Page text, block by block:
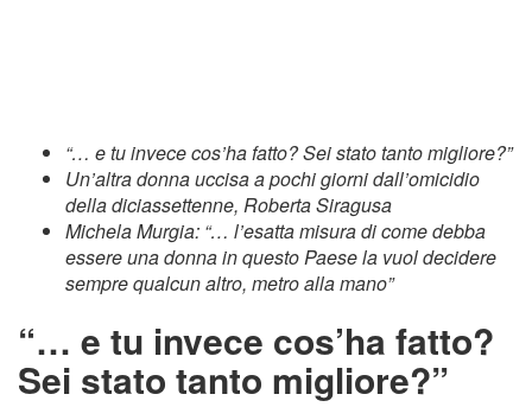
“… e tu invece cos’ha fatto? Sei stato tanto migliore?”
Un’altra donna uccisa a pochi giorni dall’omicidio
della diciassettenne, Roberta Siragusa
Michela Murgia: “… l’esatta misura di come debba
essere una donna in questo Paese la vuol decidere
sempre qualcun altro, metro alla mano”
“… e tu invece cos’ha fatto?
Sei stato tanto migliore?”